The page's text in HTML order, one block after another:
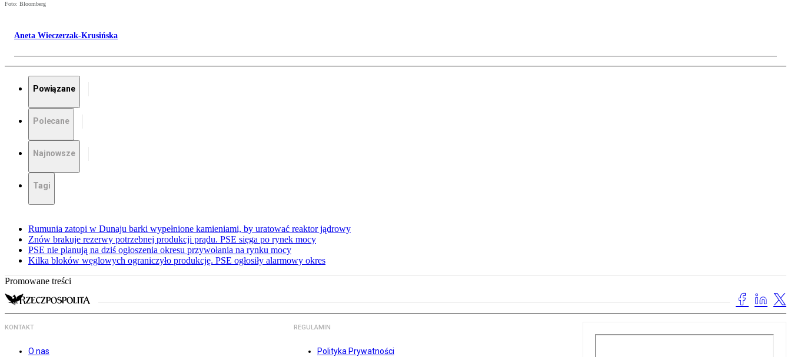
Foto: Bloomberg
Aneta Wieczerzak-Krusińska
Powiązane
Polecane
Najnowsze
Tagi
Rumunia zatopi w Dunaju barki wypełnione kamieniami, by uratować reaktor jądrowy
Znów brakuje rezerwy potrzebnej produkcji prądu. PSE sięga po rynek mocy
PSE nie planują na dziś ogłoszenia okresu przywołania na rynku mocy
Kilka bloków węglowych ograniczyło produkcję. PSE ogłosiły alarmowy okres
Promowane treści
KONTAKT
O nas
REGULAMIN
Polityka Prywatności